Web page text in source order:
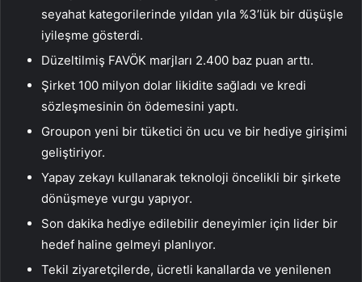
seyahat kategorilerinde yıldan yıla %3’lük bir düşüşle
iyileşme gösterdi.
Düzeltilmiş FAVÖK marjları 2.400 baz puan arttı.
Şirket 100 milyon dolar likidite sağladı ve kredi
sözleşmesinin ön ödemesini yaptı.
Groupon yeni bir tüketici ön ucu ve bir hediye girişimi
geliştiriyor.
Yapay zekayı kullanarak teknoloji öncelikli bir şirkete
dönüşmeye vurgu yapıyor.
Son dakika hediye edilebilir deneyimler için lider bir
hedef haline gelmeyi planlıyor.
Tekil ziyaretçilerde, ücretli kanallarda ve yenilenen